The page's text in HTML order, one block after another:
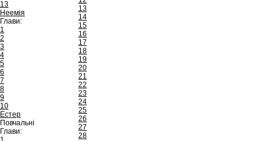
13
Неемія
Глави:
1
2
3
4
5
6
7
8
9
10
Естер
Повчальні
Глави:
13
14
15
16
17
18
19
20
21
22
23
24
25
26
27
28